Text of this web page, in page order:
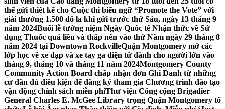
thể gửi thiết kế cho Cuộc thi biểu ngữ “Promote the Vote” với
giải thưởng 1.500 đô la khi gửi trước thứ Sáu, ngày 13 tháng 9
năm 2024Buổi lễ tưởng niệm Ngày Quốc tế Nhận thức về Sử
dụng Thuốc quá liều và thắp nến vào thứ Năm ngày 29 tháng 8
năm 2024 tại Downtown RockvilleQuận Montgomery mở các
lớp học về xe đạp và xe tay ga điện tử dành cho người lớn vào
tháng 9, tháng 10 và tháng 11 năm 2024Montgomery County
Community Action Board chấp nhận đơn Ghi Danh từ những
cư dân đủ điều kiện để đăng ký tham gia Chương trình đào tạo
vận động chính sách miễn phíThư viện Công cộng Brigadier
General Charles E. McGee Library trọng Quận Montgomery tổ